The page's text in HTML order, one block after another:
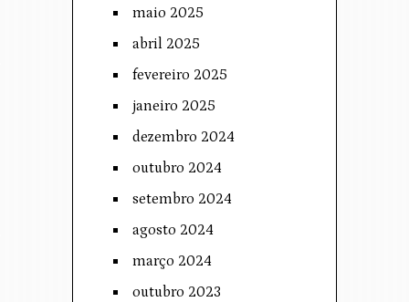
maio 2025
abril 2025
fevereiro 2025
janeiro 2025
dezembro 2024
outubro 2024
setembro 2024
agosto 2024
março 2024
outubro 2023